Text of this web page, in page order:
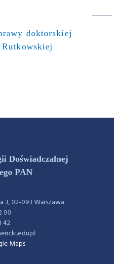
doktorskiej
Doświadczalnej
PAN
3, 02-093 Warszawa
00
42
Maps